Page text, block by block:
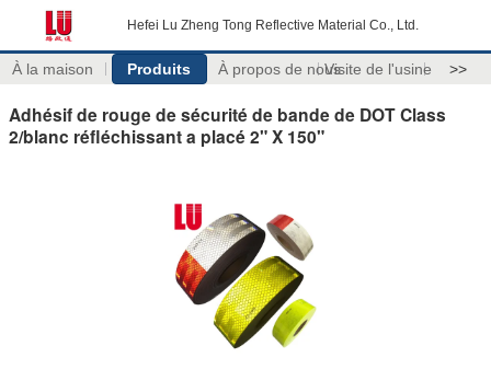
Hefei Lu Zheng Tong Reflective Material Co., Ltd.
À la maison Produits À propos de nousVisite de l'usine >>
Adhésif de rouge de sécurité de bande de DOT Class
2/blanc réfléchissant a placé 2" X 150"